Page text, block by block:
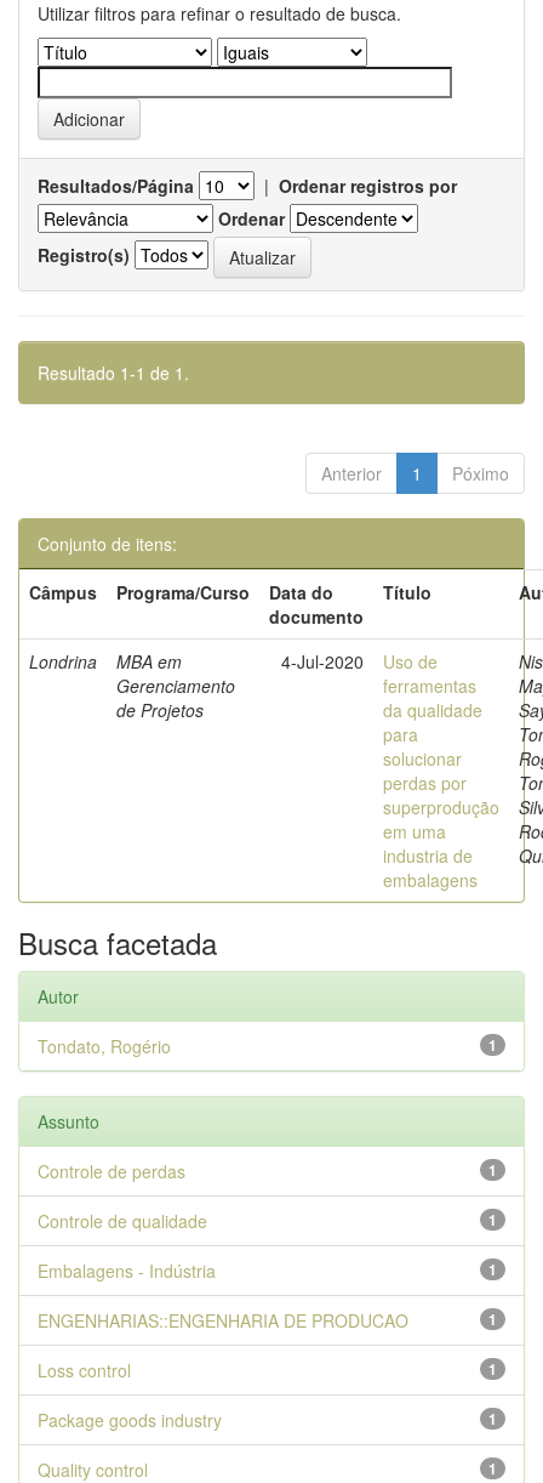
Utilizar filtros para refinar o resultado de busca.
Resultados/Página | Ordenar registros por
Ordenar
Registro(s)
Resultado 1-1 de 1.
Anterior 1 Póximo
Conjunto de itens:
Câmpus
Programa/Curso
Data do
documento
Título
Londrina
MBA em
Gerenciamento
de Projetos
4-Jul-2020
Uso de
ferramentas
da qualidade
para
solucionar
perdas por
superprodução
em uma
industria de
embalagens
Busca facetada
Autor
1
Tondato, Rogério
Assunto
1
Controle de perdas
1
Controle de qualidade
1
Embalagens - Indústria
1
ENGENHARIAS::ENGENHARIA DE PRODUCAO
1
Loss control
1
Package goods industry
1
Quality control